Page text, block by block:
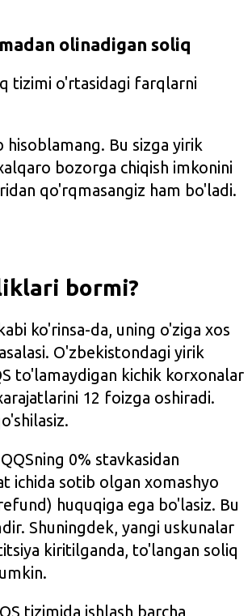
olinadigan soliq
tizimi o'rtasidagi farqlarni
Bu sizga yirik
bozorga chiqish imkonini
qo'rqmasangiz ham bo'ladi.
bormi?
ko'rinsa-da, uning o'ziga xos
O'zbekistondagi yirik
to'lamaydigan kichik korxonalar
12 foizga oshiradi.
0% stavkasidan
ichida sotib olgan xomashyo
huquqiga ega bo'lasiz. Bu
Shuningdek, yangi uskunalar
kiritilganda, to'langan soliq
tizimida ishlash barcha